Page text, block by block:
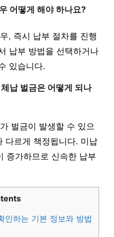
어떻게 해야 하나요?
, 즉시 납부 절차를 진행
납부 방법을 선택하거나
있습니다.
납 벌금은 어떻게 되나
벌금이 발생할 수 있으
다르게 책정됩니다. 미납
증가하므로 신속한 납부
인하는 기본 정보와 방법